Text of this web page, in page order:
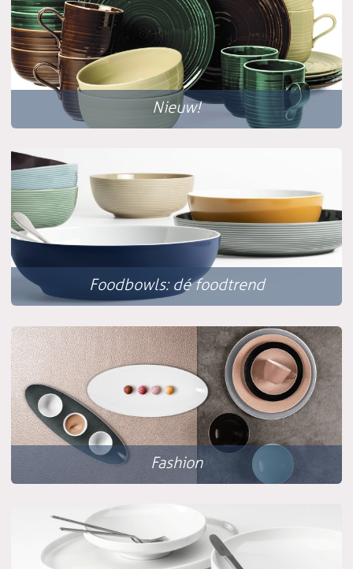
Nieuw!
Foodbowls: dé foodtrend
Fashion